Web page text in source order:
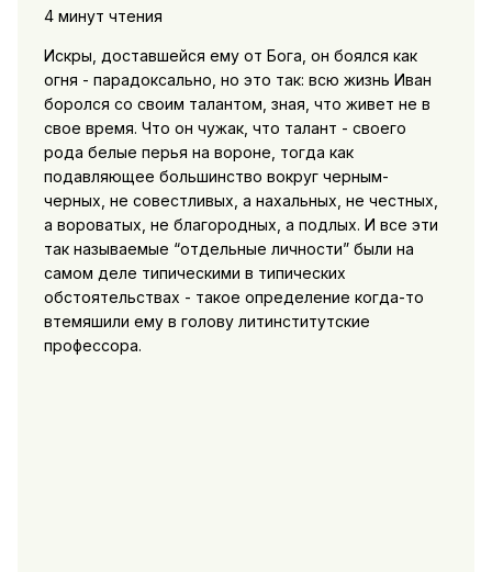
4 минут чтения
Искры, доставшейся ему от Бога, он боялся как
огня - парадоксально, но это так: всю жизнь Иван
боролся со своим талантом, зная, что живет не в
свое время. Что он чужак, что талант - своего
рода белые перья на вороне, тогда как
подавляющее большинство вокруг черным-
черных, не совестливых, а нахальных, не честных,
а вороватых, не благородных, а подлых. И все эти
так называемые “отдельные личности” были на
самом деле типическими в типических
обстоятельствах - такое определение когда-то
втемяшили ему в голову литинститутские
профессора.